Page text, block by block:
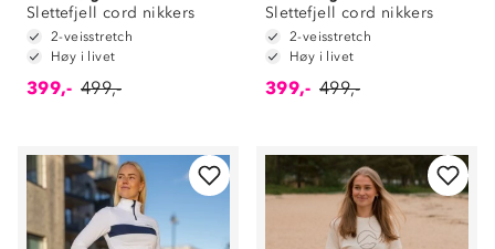
Slettefjell cord nikkers
2-veisstretch
Høy i livet
399,- 499,-
Slettefjell cord nikkers
2-veisstretch
Høy i livet
399,- 499,-